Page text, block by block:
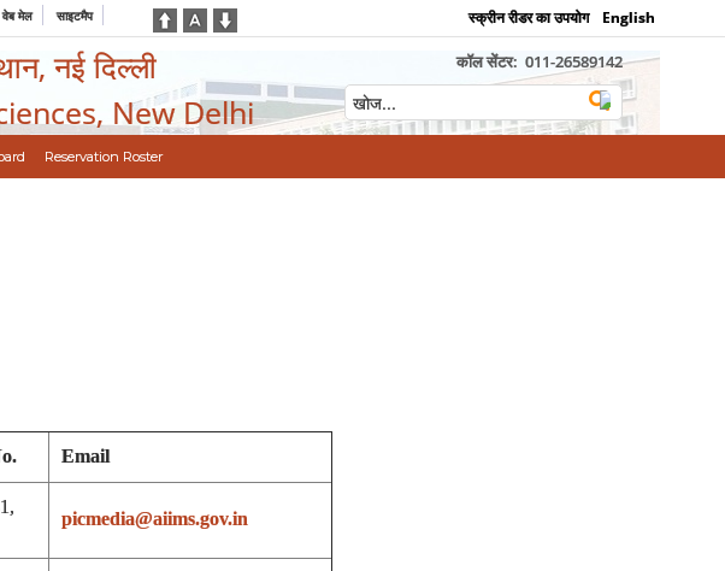
मेल साइटमैप स्क्रीन रीडर का उपयोग English
नई दिल्ली
New Delhi
कॉल सेंटर: 011-26589142
Reservation Roster
Email
picmedia@aiims.gov.in